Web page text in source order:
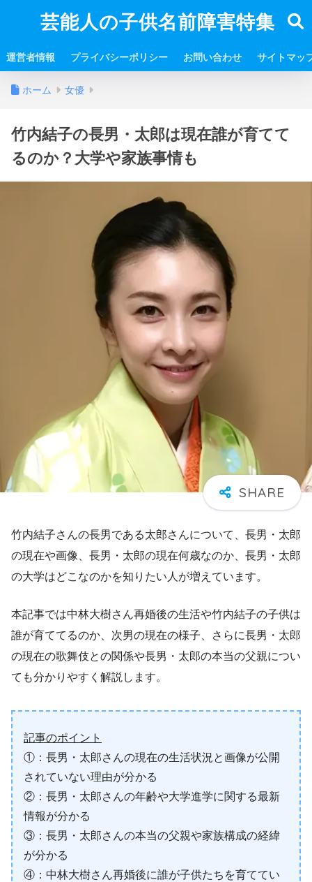
芸能人の子供名前障害特集
運営者情報 プライバシーポリシー お問い合わせ サイトマッ
ホーム 女優
竹内結子の長男・太郎は現在誰が育てて
るのか？大学や家族事情も
竹内結子さんの長男である太郎さんについて、長男・太郎
の現在や画像、長男・太郎の現在何歳なのか、長男・太郎
の大学はどこなのかを知りたい人が増えています。
本記事では中林大樹さん再婚後の生活や竹内結子の子供は
誰が育ててるのか、次男の現在の様子、さらに長男・太郎
の現在の歌舞伎との関係や長男・太郎の本当の父親につい
ても分かりやすく解説します。
記事のポイント
①：長男・太郎さんの現在の生活状況と画像が公開
されていない理由が分かる
②：長男・太郎さんの年齢や大学進学に関する最新
情報が分かる
③：長男・太郎さんの本当の父親や家族構成の経緯
が分かる
④：中林大樹さん再婚後に誰が子供たちを育ててい